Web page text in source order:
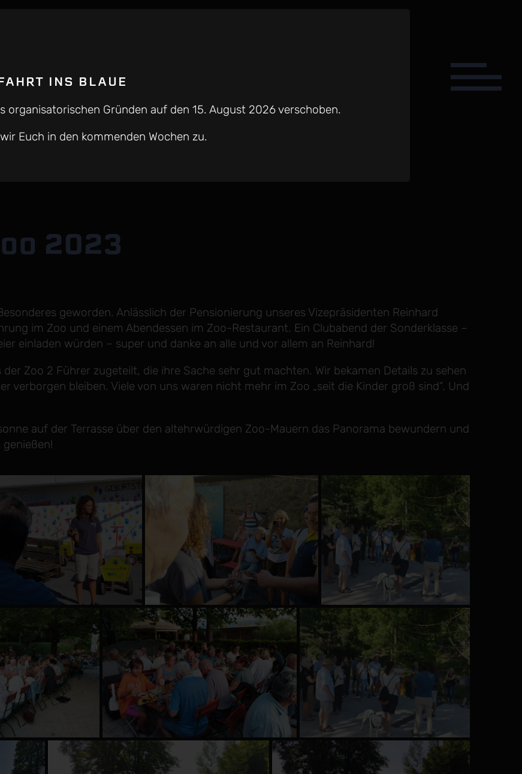
2023
geworden. Anlässlich der Pensionierung unseres Vizepräsidenten Reinhard
im Zoo und einem Abendessen im Zoo-Restaurant. Ein Clubabend der Sonderklasse –
einladen würden – super und danke an alle und vor allem an Reinhard!
Zoo 2 Führer zugeteilt, die ihre Sache sehr gut machten. Wir bekamen Details zu sehen
verborgen bleiben. Viele von uns waren nicht mehr im Zoo „seit die Kinder groß sind“. Und
auf der Terrasse über den altehrwürdigen Zoo-Mauern das Panorama bewundern und
INS BLAUE
organisatorischen Gründen auf den 15. August 2026 verschoben.
Euch in den kommenden Wochen zu.